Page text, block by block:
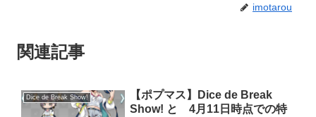
imotarou
関連記事
Dice de Break Show!
【ポプマス】Dice de Break
Show! と 4月11日時点での特